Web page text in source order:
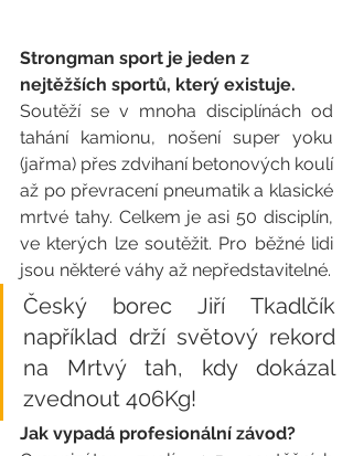
Strongman sport je jeden z
nejtěžších sportů, který existuje.
Soutěží se v mnoha disciplínách od
tahání kamionu, nošení super yoku
(jařma) přes zdvihaní betonových koulí
až po převracení pneumatik a klasické
mrtvé tahy. Celkem je asi 50 disciplín,
ve kterých lze soutěžit. Pro běžné lidi
jsou některé váhy až nepředstavitelné.
Český borec Jiří Tkadlčík
například drží světový rekord
na Mrtvý tah, kdy dokázal
zvednout 406Kg!
Jak vypadá profesionální závod?